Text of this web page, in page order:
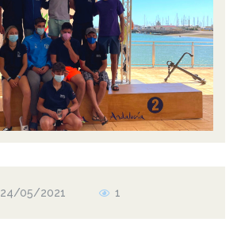
24/05/2021 1